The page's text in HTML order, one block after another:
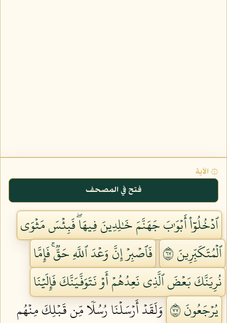
۞ الآية
فتح في المصحف
ٱدۡخُلُوٓاْ أَبۡوَٰبَ جَهَنَّمَ خَٰلِدِينَ فِيهَاۖ فَبِئۡسَ مَثۡوَى
ٱلۡمُتَكَبِّرِينَ ٧٦
فَٱصۡبِرۡ إِنَّ وَعۡدَ ٱللَّهِ حَقّٞۚ فَإِمَّا
نُرِيَنَّكَ بَعۡضَ ٱلَّذِي نَعِدُهُمۡ أَوۡ نَتَوَفَّيَنَّكَ فَإِلَيۡنَا
يُرۡجَعُونَ ٧٧
وَلَقَدۡ أَرۡسَلۡنَا رُسُلٗا مِّن قَبۡلِكَ مِنۡهُم